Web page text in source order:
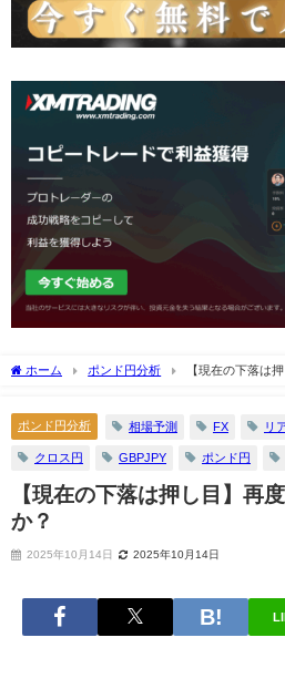
ホーム ポンド円分析 【現在の下落は
ポンド円分析 相場予測 FX リ
クロス円 GBPJPY ポンド円
【現在の下落は押し目】再
か？
2025年10月14日 2025年10月14日